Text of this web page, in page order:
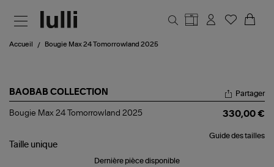
Accueil Bougie Max 24 Tomorrowland 2025
BAOBAB COLLECTION
Bougie
Tomorrowland
2025
Partager
Bougie Max 24 Tomorrowland 2025 330,00 €
Guide des tailles
Taille unique
Dernière pièce disponible